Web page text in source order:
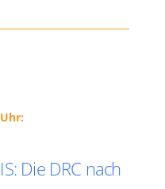
Die DRC nach